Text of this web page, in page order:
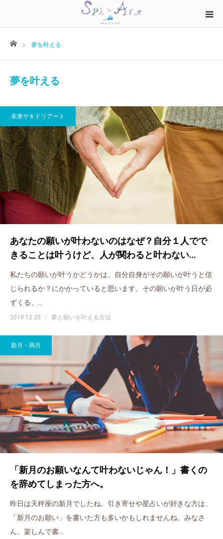
ホーム夢を叶える
夢を叶える
未来サキドリアート
あなたの願いが叶わないのはなぜ？自分１人でで
きることは叶うけど、人が関わると叶わない…
私たちの願いが叶うかどうかは、自分自身がその願いが叶うと信
じられるか？にかかっていると思います。その願いが叶う日が必
ずくる、…
2019.12.25 夢と願いを叶える方法
新月・満月
「新月のお願いなんて叶わないじゃん！」書くの
を辞めてしまった方へ。
昨日は天秤座の新月でしたね。引き寄せや星占いが好きな方は、
「新月のお願い」を書いた方も多いかもしれませんね。みなさ
ん、楽しんで書…